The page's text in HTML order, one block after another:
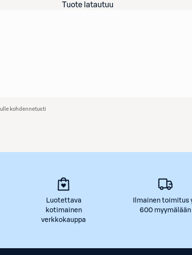
Tuote latautuu
kohdennetusti
Luotettava
kotimainen
verkkokauppa
Ilmainen toimitus
600 myymälään